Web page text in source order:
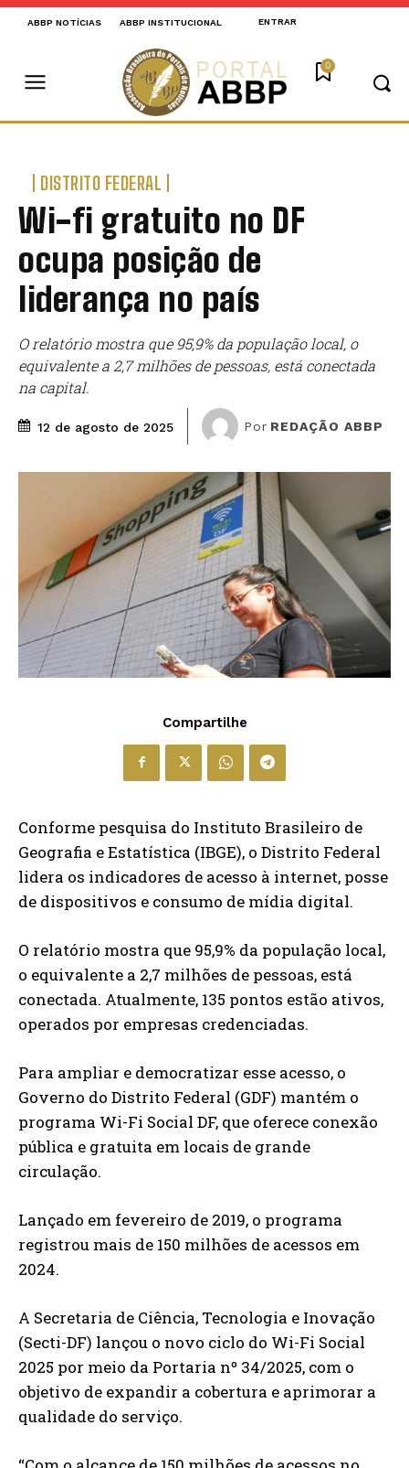
ABBP NOTÍCIAS ABBP INSTITUCIONAL ENTRAR
0
DISTRITO FEDERAL
Wi-fi gratuito no DF
ocupa posição de
liderança no país
O relatório mostra que 95,9% da população local, o
equivalente a 2,7 milhões de pessoas, está conectada
na capital.
12 de agosto de 2025 Por REDAÇÃO ABBP
Compartilhe
Conforme pesquisa do Instituto Brasileiro de
Geografia e Estatística (IBGE), o Distrito Federal
lidera os indicadores de acesso à internet, posse
de dispositivos e consumo de mídia digital.
O relatório mostra que 95,9% da população local,
o equivalente a 2,7 milhões de pessoas, está
conectada. Atualmente, 135 pontos estão ativos,
operados por empresas credenciadas.
Para ampliar e democratizar esse acesso, o
Governo do Distrito Federal (GDF) mantém o
programa Wi-Fi Social DF, que oferece conexão
pública e gratuita em locais de grande
circulação.
Lançado em fevereiro de 2019, o programa
registrou mais de 150 milhões de acessos em
2024.
A Secretaria de Ciência, Tecnologia e Inovação
(Secti-DF) lançou o novo ciclo do Wi-Fi Social
2025 por meio da Portaria nº 34/2025, com o
objetivo de expandir a cobertura e aprimorar a
qualidade do serviço.